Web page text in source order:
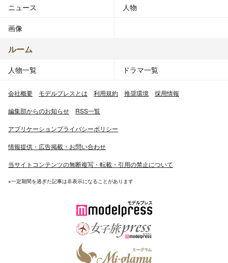
ニュース 人物
画像
ルーム
人物一覧 ドラマ一覧
会社概要 モデルプレスとは 利用規約 推奨環境 採用情報
編集部からのお知らせ RSS一覧
アプリケーションプライバシーポリシー
情報提供・広告掲載・お問い合わせ
当サイトコンテンツの無断複写・転載・引用の禁止について
※一定期間を過ぎた記事は非表示になることがあります